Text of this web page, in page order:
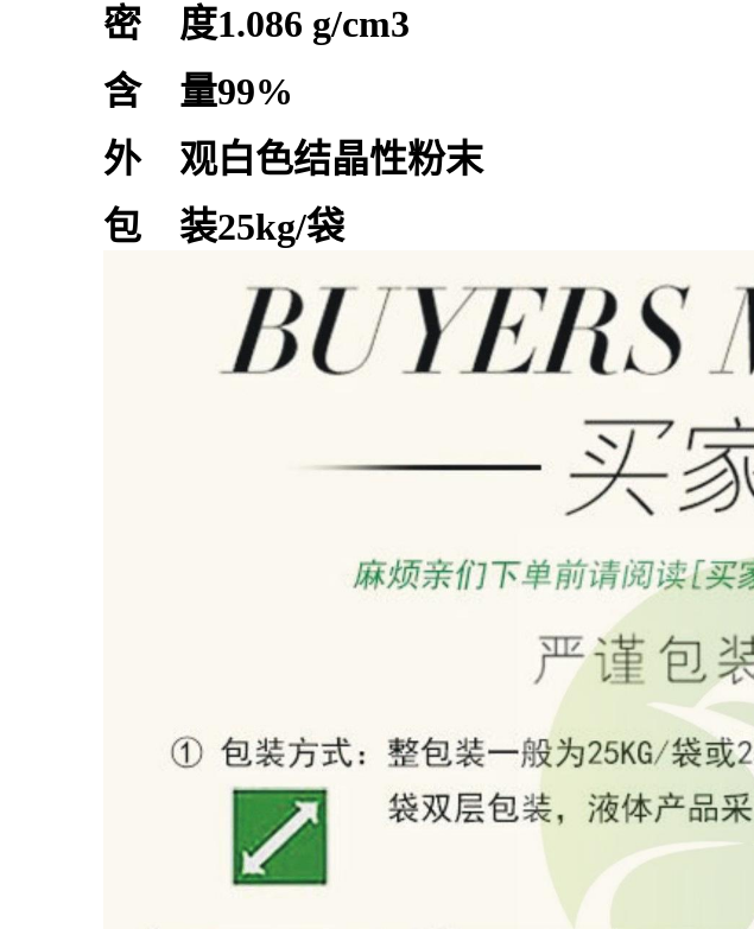
密 度1.086 g/cm3
含 量99%
外 观白色结晶性粉末
包 装25kg/袋